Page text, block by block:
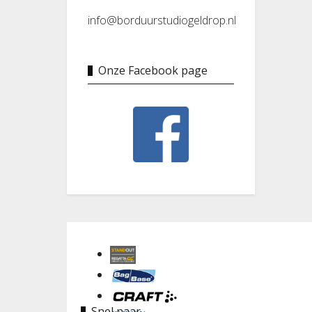
info@borduurstudiogeldrop.nl
Onze Facebook page